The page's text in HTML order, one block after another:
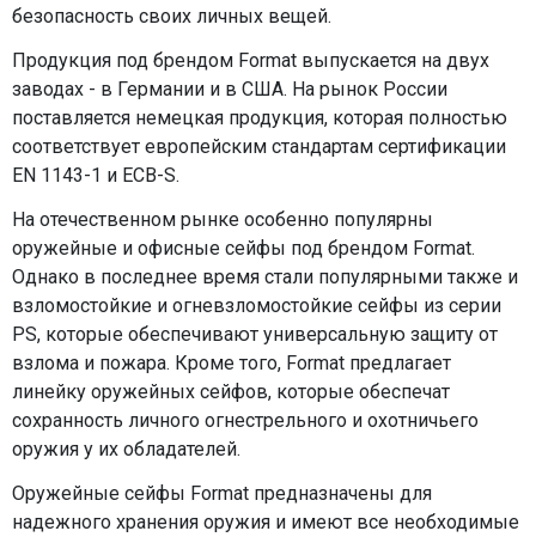
безопасность своих личных вещей.
Продукция под брендом Format выпускается на двух
заводах - в Германии и в США. На рынок России
поставляется немецкая продукция, которая полностью
соответствует европейским стандартам сертификации
EN 1143-1 и ECB-S.
На отечественном рынке особенно популярны
оружейные и офисные сейфы под брендом Format.
Однако в последнее время стали популярными также и
взломостойкие и огневзломостойкие сейфы из серии
PS, которые обеспечивают универсальную защиту от
взлома и пожара. Кроме того, Format предлагает
линейку оружейных сейфов, которые обеспечат
сохранность личного огнестрельного и охотничьего
оружия у их обладателей.
Оружейные сейфы Format предназначены для
надежного хранения оружия и имеют все необходимые